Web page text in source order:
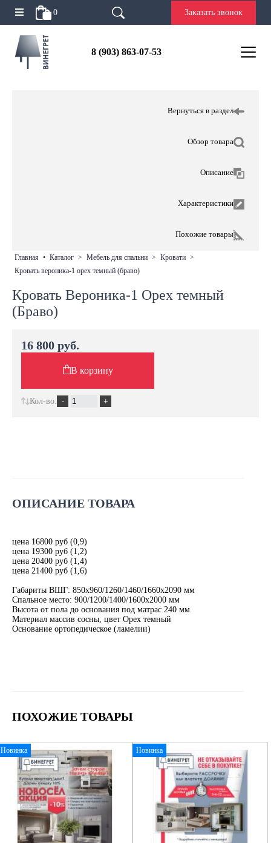
0 Заказать звонок
8 (903) 863-07-53
Вернуться в раздел
Обзор товара
Описание
Характеристики
Похожие товары
главная • каталог > мебель для спальни > кровати >
кровать вероника-1 орех темный (браво)
Кровать Вероника-1 Орех темный
(Браво)
ОПИСАНИЕ ТОВАРА
цена 16800 руб (0,9)
цена 19300 руб (1,2)
цена 20400 руб (1,4)
цена 21400 руб (1,6)
Габариты ВШГ: 850х960/1260/1460/1660х2090 мм
Спальное место: 900/1200/1400/1600х2000 мм
Высота от пола до основания под матрас 240 мм
Материал массив сосны, цвет Орех темный
Основание ортопедическое (ламелии)
ПОХОЖИЕ ТОВАРЫ
Новинка Новинка
16 800 руб.
В корзину
Кол-во: